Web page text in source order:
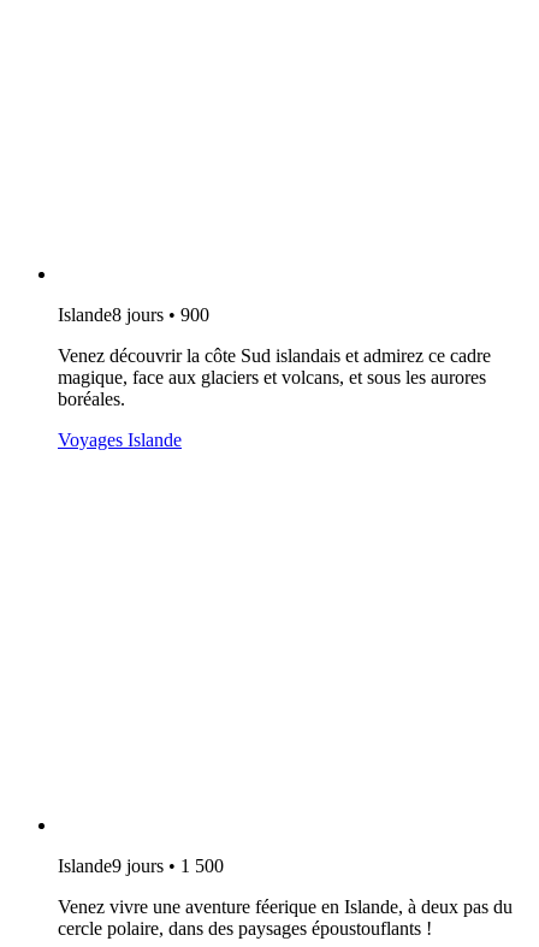
Islande8 jours • 900
Venez découvrir la côte Sud islandais et admirez ce cadre
magique, face aux glaciers et volcans, et sous les aurores
boréales.
Voyages Islande
Islande9 jours • 1 500
Venez vivre une aventure féerique en Islande, à deux pas du
cercle polaire, dans des paysages époustouflants !